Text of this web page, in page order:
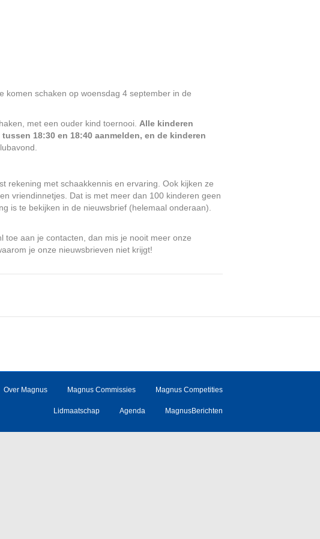
komen schaken op woensdag 4 september in de
met een ouder kind toernooi. Alle kinderen
18:30 en 18:40 aanmelden, en de kinderen
rekening met schaakkennis en ervaring. Ook kijken ze
vriendinnetjes. Dat is met meer dan 100 kinderen geen
is te bekijken in de nieuwsbrief (helemaal onderaan).
toe aan je contacten, dan mis je nooit meer onze
je onze nieuwsbrieven niet krijgt!
Over Magnus Magnus Commissies Magnus Competities
Lidmaatschap Agenda MagnusBerichten